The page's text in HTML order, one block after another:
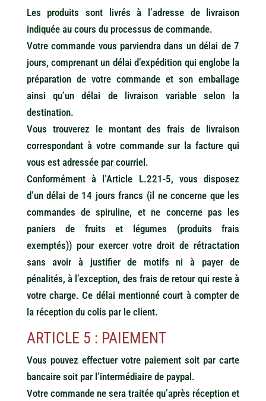
Les produits sont livrés à l’adresse de livraison
indiquée au cours du processus de commande.
Votre commande vous parviendra dans un délai de 7
jours, comprenant un délai d’expédition qui englobe la
préparation de votre commande et son emballage
ainsi qu’un délai de livraison variable selon la
destination.
Vous trouverez le montant des frais de livraison
correspondant à votre commande sur la facture qui
vous est adressée par courriel.
Conformément à l’Article L.221-5, vous disposez
d’un délai de 14 jours francs (il ne concerne que les
commandes de spiruline, et ne concerne pas les
paniers de fruits et légumes (produits frais
exemptés)) pour exercer votre droit de rétractation
sans avoir à justifier de motifs ni à payer de
pénalités, à l’exception, des frais de retour qui reste à
votre charge. Ce délai mentionné court à compter de
la réception du colis par le client.
ARTICLE 5 : PAIEMENT
Vous pouvez effectuer votre paiement soit par carte
bancaire soit par l’intermédiaire de paypal.
Votre commande ne sera traitée qu’après réception et